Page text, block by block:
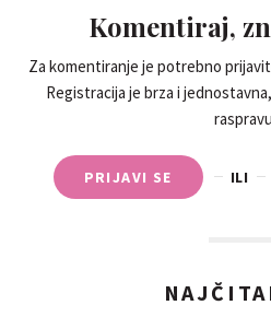
Komentiraj,
Za komentiranje je potrebno
Registracija je brza i
PRIJAVI SE ILI